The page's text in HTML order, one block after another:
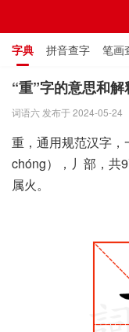
字典 拼音查字 笔画
通用规范汉字表 叠字
“重”字的意思和
词语六 发布于 2024-05-24
重，通用规范汉字
chóng），丿部，共
属火。